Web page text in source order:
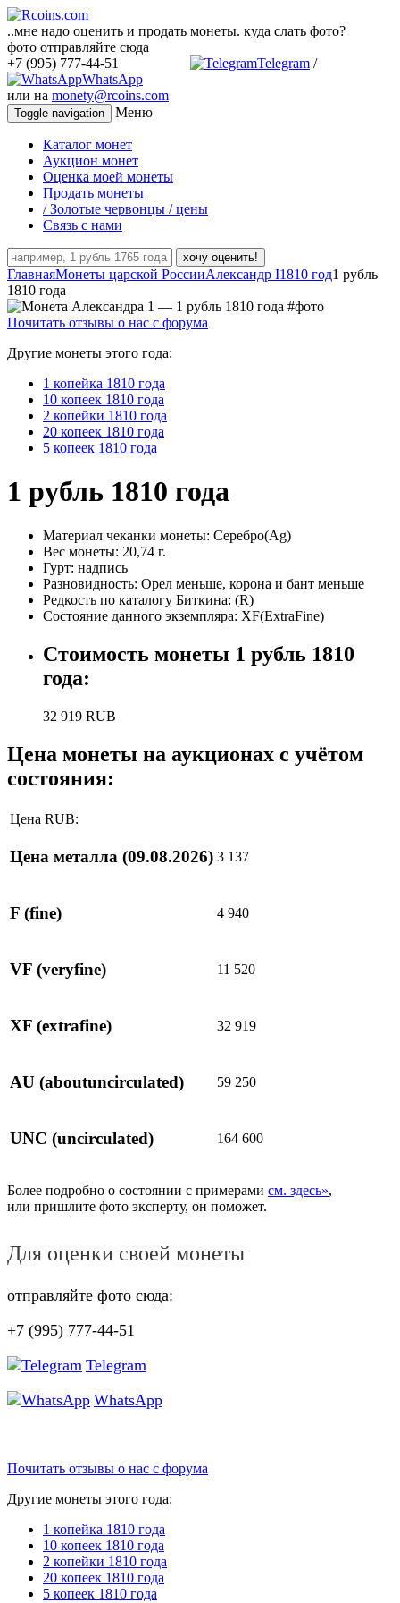
..мне надо оценить и продать монеты. куда слать фото?
фото отправляйте сюда
+7 (995) 777-44-51
Telegram /
WhatsApp
или на monety@rcoins.com
Toggle navigation Меню
Каталог монет
Аукцион монет
Оценка моей монеты
Продать монеты
/ Золотые червонцы / цены
Связь с нами
хочу оценить!
ГлавнаяМонеты царской РоссииАлександр I1810 год1 рубль
1810 года
Почитать отзывы о нас с форума
Другие монеты этого года:
1 копейка 1810 года
10 копеек 1810 года
2 копейки 1810 года
20 копеек 1810 года
5 копеек 1810 года
1 рубль 1810 года
Материал чеканки монеты: Серебро(Ag)
Вес монеты: 20,74 г.
Гурт: надпись
Разновидность: Орел меньше, корона и бант меньше
Редкость по каталогу Биткина: (R)
Состояние данного экземпляра: XF(ExtraFine)
Стоимость монеты 1 рубль 1810
года:
32 919 RUB
Цена монеты на аукционах с учётом
состояния:
Цена RUB:
Цена металла (09.08.2026) 3 137
F (fine) 4 940
VF (veryfine) 11 520
XF (extrafine) 32 919
AU (aboutuncirculated) 59 250
UNC (uncirculated) 164 600
Более подробно о состоянии с примерами см. здесь»,
или пришлите фото эксперту, он поможет.
Для оценки своей монеты
отправляйте фото сюда:
+7 (995) 777-44-51
Telegram
WhatsApp
Почитать отзывы о нас с форума
Другие монеты этого года:
1 копейка 1810 года
10 копеек 1810 года
2 копейки 1810 года
20 копеек 1810 года
5 копеек 1810 года